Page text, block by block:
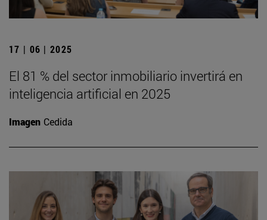
17 | 06 | 2025
El 81 % del sector inmobiliario invertirá en
inteligencia artificial en 2025
Imagen Cedida